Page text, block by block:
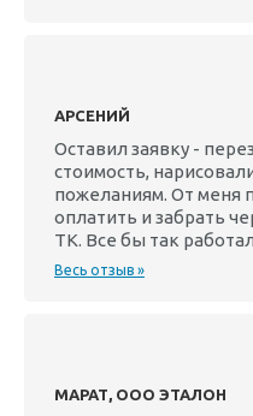
АРСЕНИЙ
Оставил заявку -
стоимость,
пожеланиям. От меня
оплатить и забрать
ТК. Все бы так
Весь отзыв »
МАРАТ, ООО ЭТАЛОН